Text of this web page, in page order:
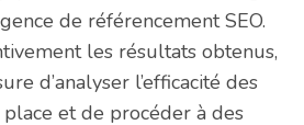
de référencement SEO.
les résultats obtenus,
d’analyser l’efficacité des
et de procéder à des